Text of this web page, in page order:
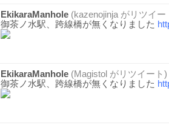
EkikaraManhole (kazenojinja がリツイー
御茶ノ水駅、跨線橋が無くなりました
EkikaraManhole (Magistol がリツイート)
御茶ノ水駅、跨線橋が無くなりました